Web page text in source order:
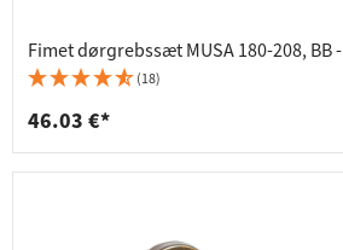
Fimet dørgrebssæt MUSA 180-208,
(18)
46.03 €*